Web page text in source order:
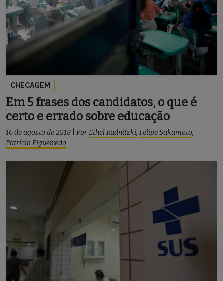
CHECAGEM
Em 5 frases dos candidatos, o que é
certo e errado sobre educação
16 de agosto de 2018 PorEthel Rudnitzki, Felipe Sakamoto,
Patrícia Figueiredo